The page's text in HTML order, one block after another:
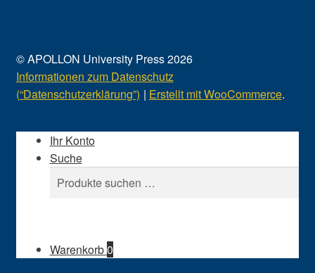
© APOLLON University Press 2026
Informationen zum Datenschutz
(“Datenschutzerklärung”)
Erstellt mit WooCommerce.
Ihr Konto
Suche
Suchen
nach:
Suchen
Warenkorb0